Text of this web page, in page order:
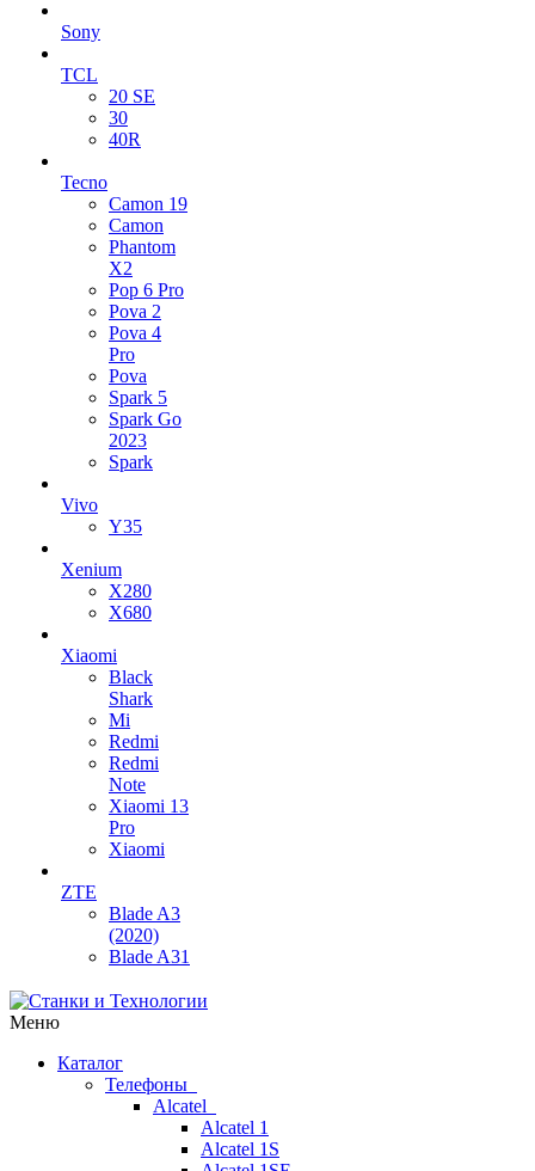
Sony
TCL
20 SE
30
40R
Tecno
Camon 19
Camon
Phantom
X2
Pop 6 Pro
Pova 2
Pova 4
Pro
Pova
Spark 5
Spark Go
2023
Spark
Vivo
Y35
Xenium
X280
X680
Xiaomi
Black
Shark
Mi
Redmi
Redmi
Note
Xiaomi 13
Pro
Xiaomi
ZTE
Blade A3
(2020)
Blade A31
Меню
Каталог
Телефоны
Alcatel
Alcatel 1
Alcatel 1S